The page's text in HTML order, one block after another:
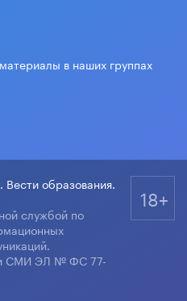
в наших группах
образования.
службой по
СМИ ЭЛ № ФС 77-
18+